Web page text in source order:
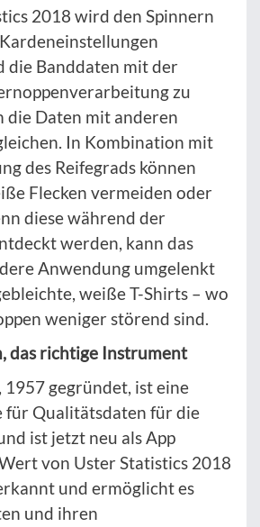
2018 wird den Spinnern
die Banddaten mit der
zu
die Daten mit anderen
In Kombination mit
des Reifegrads können
Flecken vermeiden oder
diese während der
werden, kann das
Anwendung umgelenkt
weiße T-Shirts – wo
weniger störend sind.
das richtige Instrument
1957 gegründet, ist eine
für Qualitätsdaten für die
ist jetzt neu als App
von Uster Statistics 2018
und ermöglicht es
und ihren